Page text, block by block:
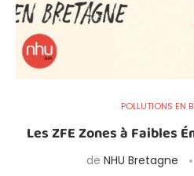
POLLUTIONS EN
Les ZFE Zones à Faibles
de NHU Bretagne